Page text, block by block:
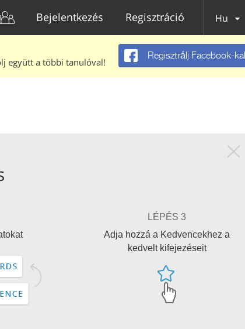
Bejelentkezés Regisztráció Hu
együtt a többi tanulóval!
Regisztrálj Facebook-kal
LÉPÉS 3
Adja hozzá a Kedvencekhez a
kedvelt kifejezéseit